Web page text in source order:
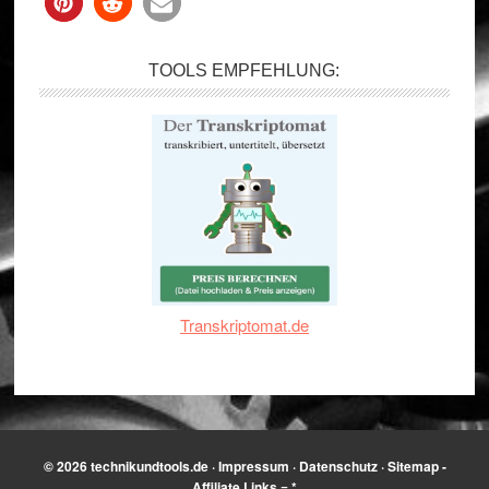
TOOLS EMPFEHLUNG:
Transkriptomat.de
© 2026technikundtools.de·Impressum · Datenschutz·Sitemap-